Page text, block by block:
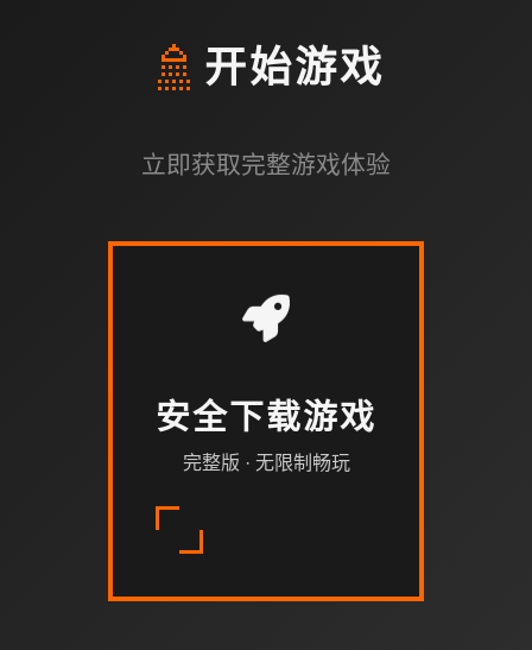
🚿 开始游戏
立即获取完整游戏体验
安全下载游戏
完整版 · 无限制畅玩